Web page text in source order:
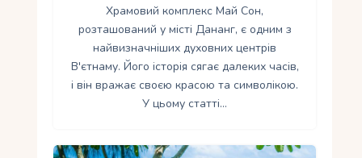
Храмовий комплекс Май Сон,
розташований у місті Дананг, є одним з
найвизначніших духовних центрів
В'єтнаму. Його історія сягає далеких часів,
і він вражає своєю красою та символікою.
У цьому статті…